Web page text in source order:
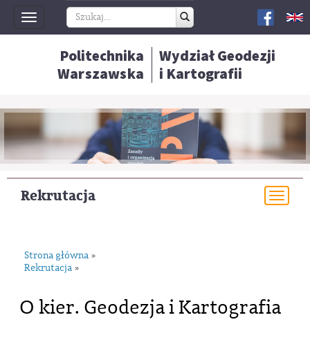
Toggle
navigation
Politechnika
Warszawska
Wydział Geodezji
i Kartografii
Rekrutacja
Strona główna »
Rekrutacja »
O kier. Geodezja i Kartografia